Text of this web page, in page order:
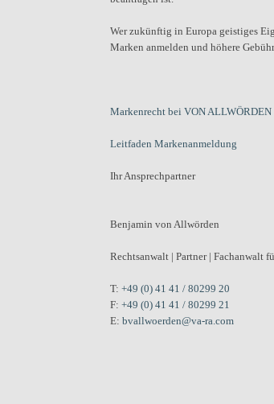
Wer zukünftig in Europa geistiges
Marken anmelden und höhere
Markenrecht bei VON ALLWÖRDEN
Leitfaden Markenanmeldung
Ihr Ansprechpartner
Benjamin von Allwörden
Rechtsanwalt | Partner | Fachanwalt
T: +49 (0) 41 41 / 80299 20
F: +49 (0) 41 41 / 80299 21
E: bvallwoerden@va-ra.com